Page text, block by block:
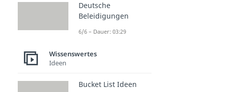
Deutsche
Beleidigungen
6/6 – Dauer: 03:29
Wissenswertes
Ideen
Bucket List Ideen